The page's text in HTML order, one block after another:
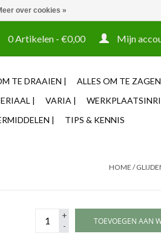
0 Artikelen - €0,00 Mijn
TE DRAAIEN |
ALLES OM TE
| VARIA |
| TIPS & KENNIS
HOME /
+
-
TOEVOEGEN AAN
over cookies »
tooling ook machines Zakelijke